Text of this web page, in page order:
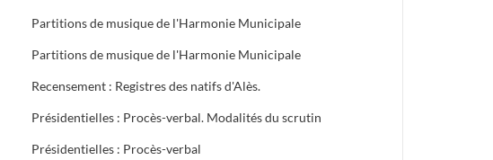
Partitions de musique de l'Harmonie Municipale
Partitions de musique de l'Harmonie Municipale
Recensement : Registres des natifs d'Alès.
Présidentielles : Procès-verbal. Modalités du scrutin
Présidentielles : Procès-verbal